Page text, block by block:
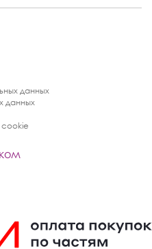
данных
данных